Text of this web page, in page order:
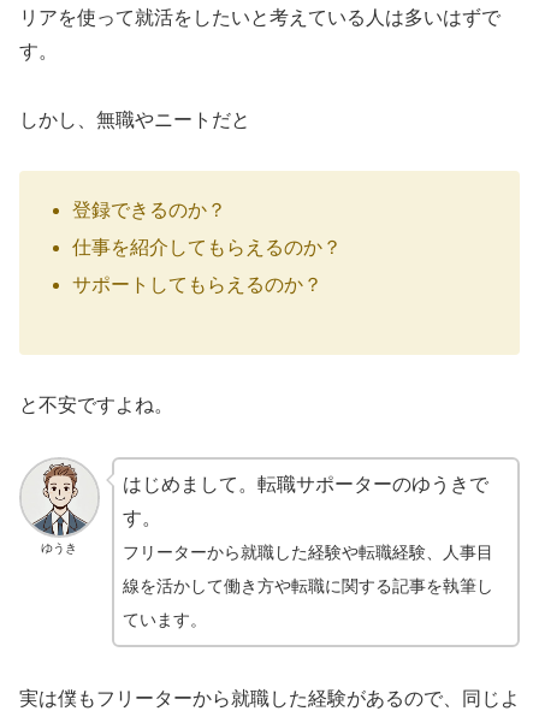
リアを使って就活をしたいと考えている人は多いはずで
す。
しかし、無職やニートだと
登録できるのか？
仕事を紹介してもらえるのか？
サポートしてもらえるのか？
と不安ですよね。
ゆうき
はじめまして。転職サポーターのゆうきで
す。
フリーターから就職した経験や転職経験、人事目
線を活かして働き方や転職に関する記事を執筆し
ています。
実は僕もフリーターから就職した経験があるので、同じよ